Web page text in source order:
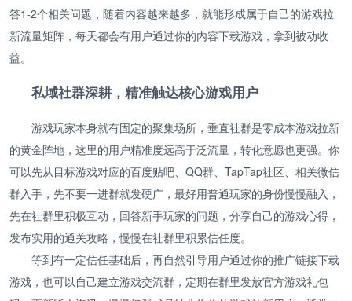
答1-2个相关问题，随着内容越来越多，就能形成属于自己的游戏拉
新流量矩阵，每天都会有用户通过你的内容下载游戏，拿到被动收
益。
私域社群深耕，精准触达核心游戏用户
游戏玩家本身就有固定的聚集场所，垂直社群是零成本游戏拉新
的黄金阵地，这里的用户精准度远高于泛流量，转化意愿也更强。你
可以先从目标游戏对应的百度贴吧、QQ群、TapTap社区、相关微信
群入手，先不要一进群就发硬广，最好用普通玩家的身份慢慢融入，
先在社群里积极互动，回答新手玩家的问题，分享自己的游戏心得，
发布实用的通关攻略，慢慢在社群里积累信任度。
等到有一定信任基础后，再自然引导用户通过你的推广链接下载
游戏，也可以自己建立游戏交流群，定期在群里发放官方游戏礼包